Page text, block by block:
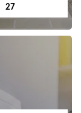
27